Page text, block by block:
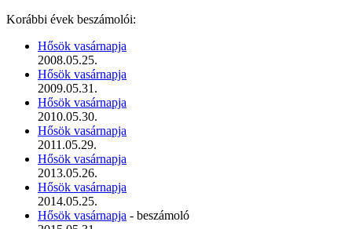
Korábbi évek beszámolói:
Hősök vasárnapja
2008.05.25.
Hősök vasárnapja
2009.05.31.
Hősök vasárnapja
2010.05.30.
Hősök vasárnapja
2011.05.29.
Hősök vasárnapja
2013.05.26.
Hősök vasárnapja
2014.05.25.
Hősök vasárnapja - beszámoló